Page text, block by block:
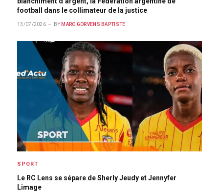
football dans le collimateur de la justice
13/07/2026 BY MARC GORVENS BAPTISTE
SPORT
Le RC Lens se sépare de Sherly Jeudy et Jennyfer
Limage